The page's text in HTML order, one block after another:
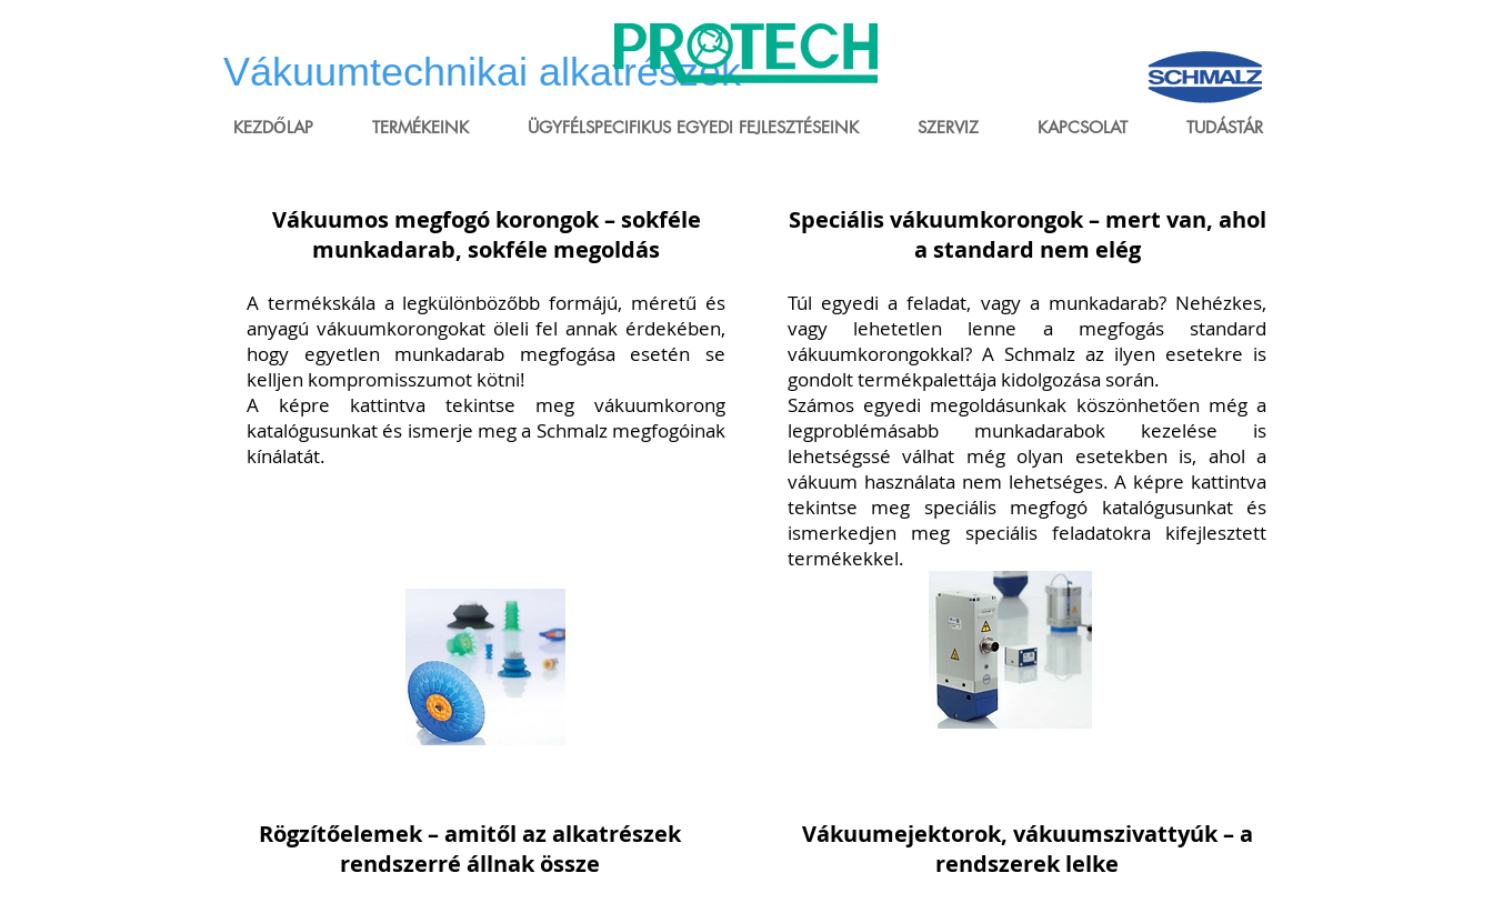
Vákuumtechnikai alkatrészek
Vákuumos megfogó korongok – sokféle
munkadarab, sokféle megoldás
A termékskála a legkülönbözőbb formájú, méretű és
anyagú vákuumkorongokat öleli fel annak érdekében,
hogy egyetlen munkadarab megfogása esetén se
kelljen kompromisszumot kötni!
A képre kattintva tekintse meg vákuumkorong
katalógusunkat és ismerje meg a Schmalz megfogóinak
kínálatát.
Rögzítőelemek – amitől az alkatrészek
rendszerré állnak össze
Speciális vákuumkorongok – mert van, ahol
a standard nem elég
Túl egyedi a feladat, vagy a munkadarab? Nehézkes,
vagy lehetetlen lenne a megfogás standard
vákuumkorongokkal? A Schmalz az ilyen esetekre is
gondolt termékpalettája kidolgozása során.
Számos egyedi megoldásunkak köszönhetően még a
legproblémásabb munkadarabok kezelése is
lehetségssé válhat még olyan esetekben is, ahol a
vákuum használata nem lehetséges. A képre kattintva
tekintse meg speciális megfogó katalógusunkat és
ismerkedjen meg speciális feladatokra kifejlesztett
termékekkel.
Vákuumejektorok, vákuumszivattyúk – a
rendszerek lelke
KEZDŐLAP TERMÉKEINK ÜGYFÉLSPECIFIKUS EGYEDI FEJLESZTÉSEINK SZERVIZ KAPCSOLAT TUDÁSTÁR